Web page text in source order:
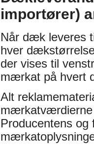
importører)
Når dæk leveres
hver
der vises til
mærkat på hvert
Alt
mærkatværdierne
Producentens og